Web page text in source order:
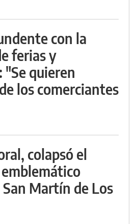
con la
ferias y
quieren
los comerciantes
colapsó el
Martín de Los